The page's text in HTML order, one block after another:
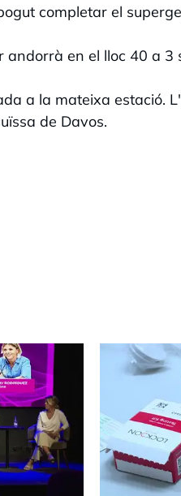
completar el
en el lloc 40 a 3
a la mateixa estació.
de Davos.